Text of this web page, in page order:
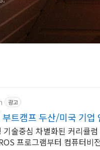
광고
트캠프 두산/미국 기업
기술중심 차별화된 커리큘
프로그램부터 컴퓨터비